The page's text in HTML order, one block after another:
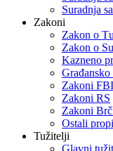
Suradnja
Zakoni
Zakon o
Zakon o
Kazneno
Građansko
Zakoni
Zakoni RS
Zakoni
Ostali
Tužitelji